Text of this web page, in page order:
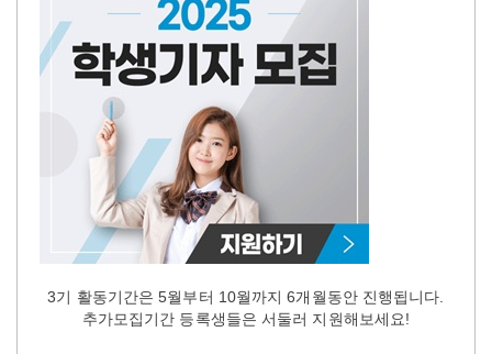
3기 활동기간은 5월부터 10월까지 6개월동안 진행됩니다.
추가모집기간 등록생들은 서둘러 지원해보세요!